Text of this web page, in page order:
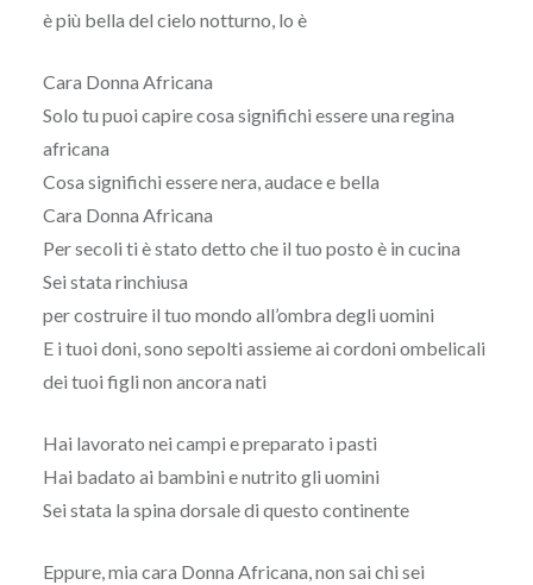
è più bella del cielo notturno, lo è
Cara Donna Africana
Solo tu puoi capire cosa significhi essere una regina
africana
Cosa significhi essere nera, audace e bella
Cara Donna Africana
Per secoli ti è stato detto che il tuo posto è in cucina
Sei stata rinchiusa
per costruire il tuo mondo all’ombra degli uomini
E i tuoi doni, sono sepolti assieme ai cordoni ombelicali
dei tuoi figli non ancora nati
Hai lavorato nei campi e preparato i pasti
Hai badato ai bambini e nutrito gli uomini
Sei stata la spina dorsale di questo continente
Eppure, mia cara Donna Africana, non sai chi sei